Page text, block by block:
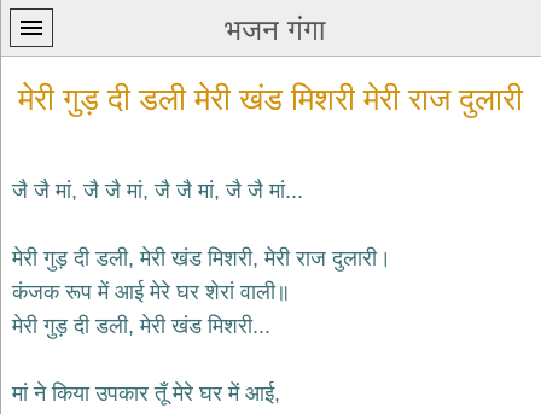
भजन गंगा
पन्ना
कृष्ण
bhajans
मेरी गुड़ दी डली मेरी खंड मिशरी मेरी राज दुलारी
जै जै मां, जै जै मां, जै जै मां, जै जै मां...
मेरी गुड़ दी डली, मेरी खंड मिशरी, मेरी राज दुलारी।
कंजक रूप में आई मेरे घर शेरां वाली॥
मेरी गुड़ दी डली, मेरी खंड मिशरी...
मां ने किया उपकार तूँ मेरे घर में आई,